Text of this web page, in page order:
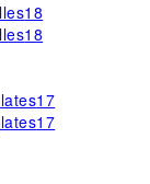
18
18
17
17